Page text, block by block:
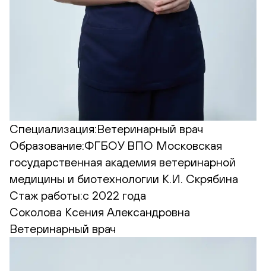
Специализация:Ветеринарный врач
Образование:ФГБОУ ВПО Московская
государственная академия ветеринарной
медицины и биотехнологии К.И. Скрябина
Стаж работы:с 2022 года
Соколова Ксения Александровна
Ветеринарный врач